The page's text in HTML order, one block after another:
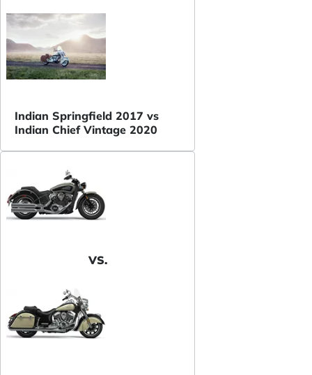
Indian Springfield 2017 vs
Indian Chief Vintage 2020
VS.